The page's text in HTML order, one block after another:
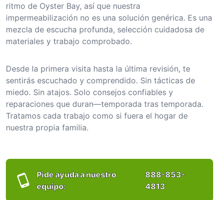
ritmo de Oyster Bay, así que nuestra
impermeabilización no es una solución genérica. Es una
mezcla de escucha profunda, selección cuidadosa de
materiales y trabajo comprobado.
Desde la primera visita hasta la última revisión, te
sentirás escuchado y comprendido. Sin tácticas de
miedo. Sin atajos. Solo consejos confiables y
reparaciones que duran—temporada tras temporada.
Tratamos cada trabajo como si fuera el hogar de
nuestra propia familia.
Pide ayuda a nuestro
equipo:
888-853-
4813